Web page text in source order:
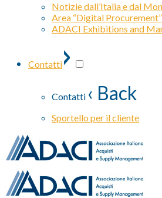
Notizie dall’Italia e dal
Area “Digital Procurement”
ADACI Exhibitions and
Contatti›
Contatti ‹ Back
Sportello per il cliente